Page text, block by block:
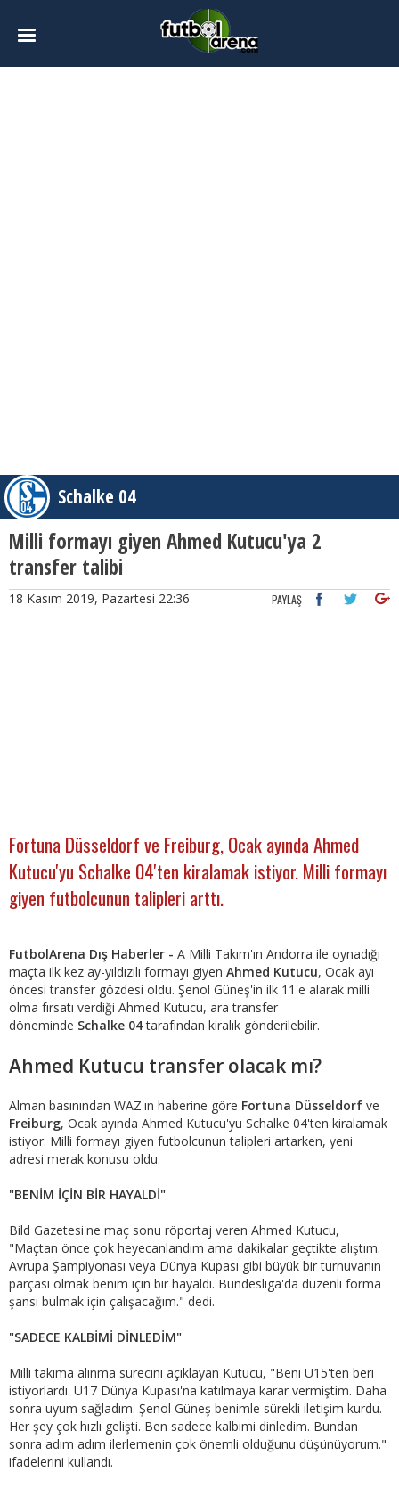
Schalke 04
Milli formayı giyen Ahmed Kutucu'ya 2
transfer talibi
18 Kasım 2019, Pazartesi 22:36 PAYLAŞ
Fortuna Düsseldorf ve Freiburg, Ocak ayında Ahmed
Kutucu'yu Schalke 04'ten kiralamak istiyor. Milli formayı
giyen futbolcunun talipleri arttı.
FutbolArena Dış Haberler - A Milli Takım'ın Andorra ile oynadığı
maçta ilk kez ay-yıldızılı formayı giyen Ahmed Kutucu, Ocak ayı
öncesi transfer gözdesi oldu. Şenol Güneş'in ilk 11'e alarak milli
olma fırsatı verdiği Ahmed Kutucu, ara transfer
döneminde Schalke 04tarafından kiralık gönderilebilir.
Ahmed Kutucu transfer olacak mı?
Alman basınından WAZ'ın haberine göre Fortuna Düsseldorf ve
Freiburg, Ocak ayında Ahmed Kutucu'yu Schalke 04'ten kiralamak
istiyor. Milli formayı giyen futbolcunun talipleri artarken, yeni
adresi merak konusu oldu.
"BENİM İÇİN BİR HAYALDİ"
Bild Gazetesi'ne maç sonu röportaj veren Ahmed Kutucu,
"Maçtan önce çok heyecanlandım ama dakikalar geçtikte alıştım.
Avrupa Şampiyonası veya Dünya Kupası gibi büyük bir turnuvanın
parçası olmak benim için bir hayaldi. Bundesliga'da düzenli forma
şansı bulmak için çalışacağım." dedi.
"SADECE KALBİMİ DİNLEDİM"
Milli takıma alınma sürecini açıklayan Kutucu, "Beni U15'ten beri
istiyorlardı. U17 Dünya Kupası'na katılmaya karar vermiştim. Daha
sonra uyum sağladım. Şenol Güneş benimle sürekli iletişim kurdu.
Her şey çok hızlı gelişti. Ben sadece kalbimi dinledim. Bundan
sonra adım adım ilerlemenin çok önemli olduğunu düşünüyorum."
ifadelerini kullandı.